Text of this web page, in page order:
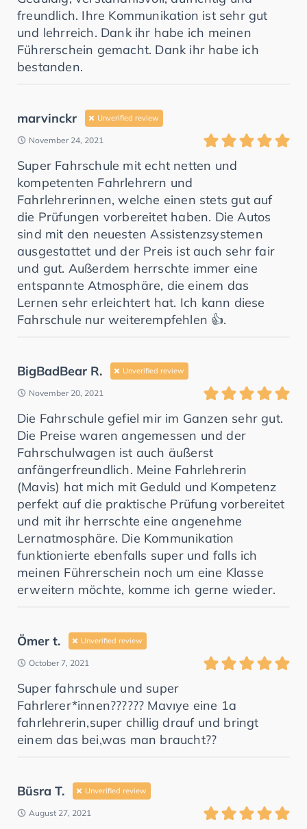
freundlich. Ihre Kommunikation ist sehr gut
und lehrreich. Dank ihr habe ich meinen
Führerschein gemacht. Dank ihr habe ich
bestanden.
marvinckr Unverified review
November 24, 2021
Super Fahrschule mit echt netten und
kompetenten Fahrlehrern und
Fahrlehrerinnen, welche einen stets gut auf
die Prüfungen vorbereitet haben. Die Autos
sind mit den neuesten Assistenzsystemen
ausgestattet und der Preis ist auch sehr fair
und gut. Außerdem herrschte immer eine
entspannte Atmosphäre, die einem das
Lernen sehr erleichtert hat. Ich kann diese
Fahrschule nur weiterempfehlen 👍.
BigBadBear R. Unverified review
November 20, 2021
Die Fahrschule gefiel mir im Ganzen sehr gut.
Die Preise waren angemessen und der
Fahrschulwagen ist auch äußerst
anfängerfreundlich. Meine Fahrlehrerin
(Mavis) hat mich mit Geduld und Kompetenz
perfekt auf die praktische Prüfung vorbereitet
und mit ihr herrschte eine angenehme
Lernatmosphäre. Die Kommunikation
funktionierte ebenfalls super und falls ich
meinen Führerschein noch um eine Klasse
erweitern möchte, komme ich gerne wieder.
Ömer t. Unverified review
October 7, 2021
Super fahrschule und super
Fahrlerer*innen?????? Mavıye eine 1a
fahrlehrerin,super chillig drauf und bringt
einem das bei,was man braucht??
Büsra T. Unverified review
August 27, 2021